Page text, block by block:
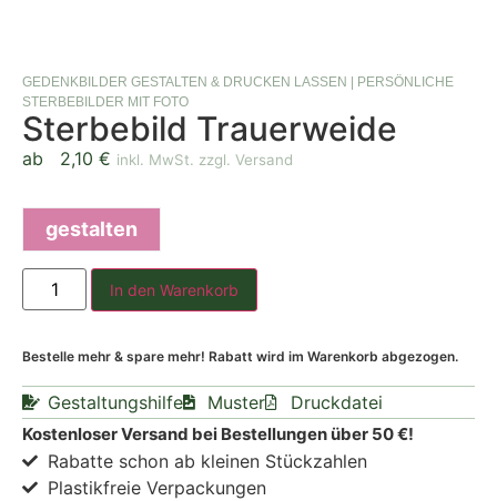
GEDENKBILDER GESTALTEN & DRUCKEN LASSEN | PERSÖNLICHE
STERBEBILDER MIT FOTO
Sterbebild Trauerweide
ab 2,10 € inkl. MwSt. zzgl. Versand
gestalten
In den Warenkorb
Bestelle mehr & spare mehr! Rabatt wird im Warenkorb abgezogen.
Gestaltungshilfe Muster Druckdatei
Kostenloser Versand bei Bestellungen über 50 €!
Rabatte schon ab kleinen Stückzahlen
Plastikfreie Verpackungen